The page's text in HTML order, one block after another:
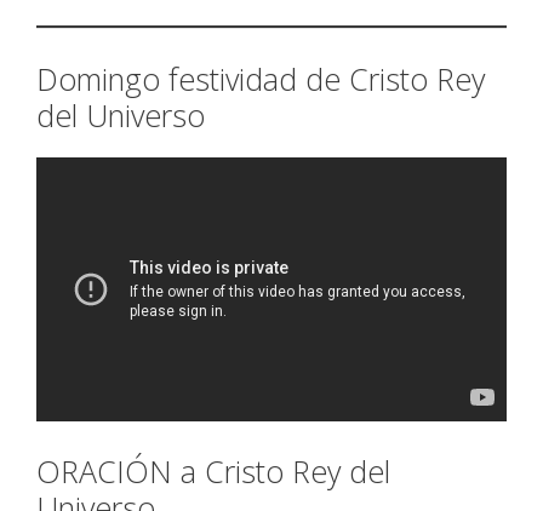
Domingo festividad de Cristo Rey
del Universo
ORACIÓN a Cristo Rey del